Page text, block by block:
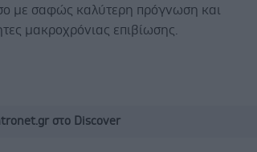
με σαφώς καλύτερη πρόγνωση και
μακροχρόνιας επιβίωσης.
στο Discover